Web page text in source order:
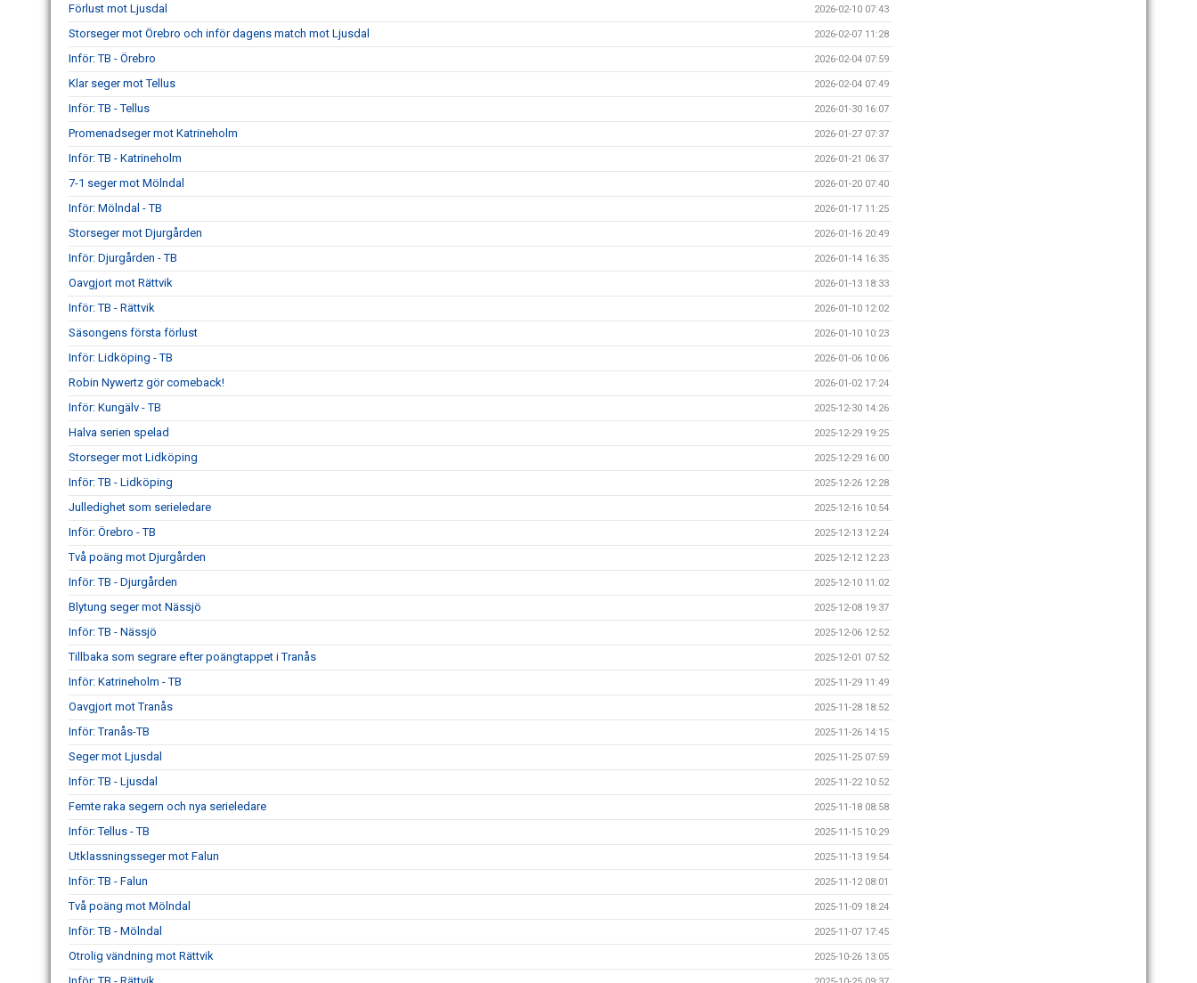
Förlust mot Ljusdal 2026-02-10 07:43
Storseger mot Örebro och inför dagens match mot Ljusdal 2026-02-07 11:28
Inför: TB - Örebro 2026-02-04 07:59
Klar seger mot Tellus 2026-02-04 07:49
Inför: TB - Tellus 2026-01-30 16:07
Promenadseger mot Katrineholm 2026-01-27 07:37
Inför: TB - Katrineholm 2026-01-21 06:37
7-1 seger mot Mölndal 2026-01-20 07:40
Inför: Mölndal - TB 2026-01-17 11:25
Storseger mot Djurgården 2026-01-16 20:49
Inför: Djurgården - TB 2026-01-14 16:35
Oavgjort mot Rättvik 2026-01-13 18:33
Inför: TB - Rättvik 2026-01-10 12:02
Säsongens första förlust 2026-01-10 10:23
Inför: Lidköping - TB 2026-01-06 10:06
Robin Nywertz gör comeback! 2026-01-02 17:24
Inför: Kungälv - TB 2025-12-30 14:26
Halva serien spelad 2025-12-29 19:25
Storseger mot Lidköping 2025-12-29 16:00
Inför: TB - Lidköping 2025-12-26 12:28
Julledighet som serieledare 2025-12-16 10:54
Inför: Örebro - TB 2025-12-13 12:24
Två poäng mot Djurgården 2025-12-12 12:23
Inför: TB - Djurgården 2025-12-10 11:02
Blytung seger mot Nässjö 2025-12-08 19:37
Inför: TB - Nässjö 2025-12-06 12:52
Tillbaka som segrare efter poängtappet i Tranås 2025-12-01 07:52
Inför: Katrineholm - TB 2025-11-29 11:49
Oavgjort mot Tranås 2025-11-28 18:52
Inför: Tranås-TB 2025-11-26 14:15
Seger mot Ljusdal 2025-11-25 07:59
Inför: TB - Ljusdal 2025-11-22 10:52
Femte raka segern och nya serieledare 2025-11-18 08:58
Inför: Tellus - TB 2025-11-15 10:29
Utklassningsseger mot Falun 2025-11-13 19:54
Inför: TB - Falun 2025-11-12 08:01
Två poäng mot Mölndal 2025-11-09 18:24
Inför: TB - Mölndal 2025-11-07 17:45
Otrolig vändning mot Rättvik 2025-10-26 13:05